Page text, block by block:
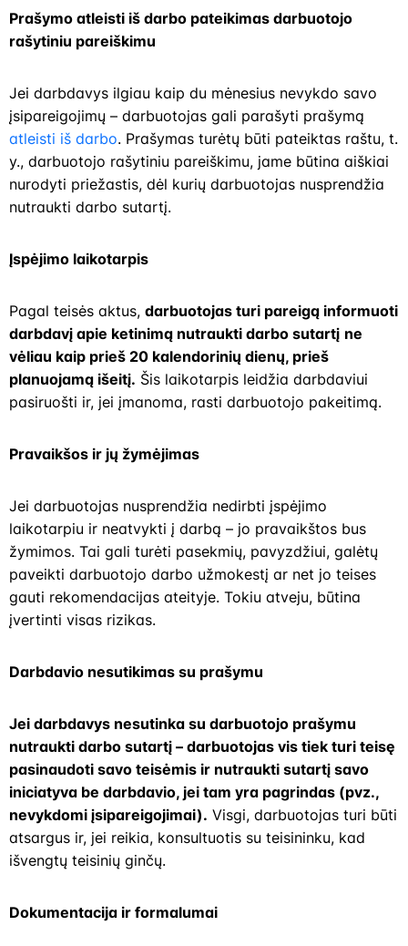
Prašymo atleisti iš darbo pateikimas darbuotojo
rašytiniu pareiškimu
Jei darbdavys ilgiau kaip du mėnesius nevykdo savo
įsipareigojimų – darbuotojas gali parašyti prašymą
atleisti iš darbo. Prašymas turėtų būti pateiktas raštu, t.
y., darbuotojo rašytiniu pareiškimu, jame būtina aiškiai
nurodyti priežastis, dėl kurių darbuotojas nusprendžia
nutraukti darbo sutartį.
Įspėjimo laikotarpis
Pagal teisės aktus, darbuotojas turi pareigą informuoti
darbdavį apie ketinimą nutraukti darbo sutartį ne
vėliau kaip prieš 20 kalendorinių dienų, prieš
planuojamą išeitį. Šis laikotarpis leidžia darbdaviui
pasiruošti ir, jei įmanoma, rasti darbuotojo pakeitimą.
Pravaikšos ir jų žymėjimas
Jei darbuotojas nusprendžia nedirbti įspėjimo
laikotarpiu ir neatvykti į darbą – jo pravaikštos bus
žymimos. Tai gali turėti pasekmių, pavyzdžiui, galėtų
paveikti darbuotojo darbo užmokestį ar net jo teises
gauti rekomendacijas ateityje. Tokiu atveju, būtina
įvertinti visas rizikas.
Darbdavio nesutikimas su prašymu
Jei darbdavys nesutinka su darbuotojo prašymu
nutraukti darbo sutartį – darbuotojas vis tiek turi teisę
pasinaudoti savo teisėmis ir nutraukti sutartį savo
iniciatyva be darbdavio, jei tam yra pagrindas (pvz.,
nevykdomi įsipareigojimai). Visgi, darbuotojas turi būti
atsargus ir, jei reikia, konsultuotis su teisininku, kad
išvengtų teisinių ginčų.
Dokumentacija ir formalumai